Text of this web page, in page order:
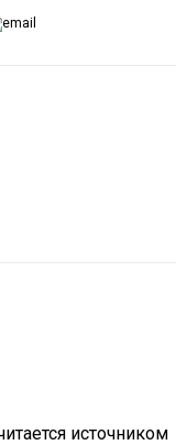
источником